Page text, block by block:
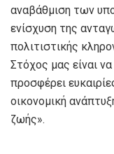
αναβάθμιση των
ενίσχυση της
πολιτιστικής
Στόχος μας είναι
προσφέρει
οικονομική
ζωής».